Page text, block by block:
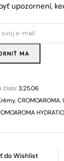
upozornení,
MA
číslo:3.25.06
,CROMOAROMA,
do Wishlist